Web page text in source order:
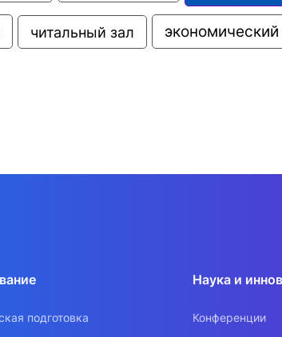
читальный зал экономический
подготовка
Наука и
Конференции